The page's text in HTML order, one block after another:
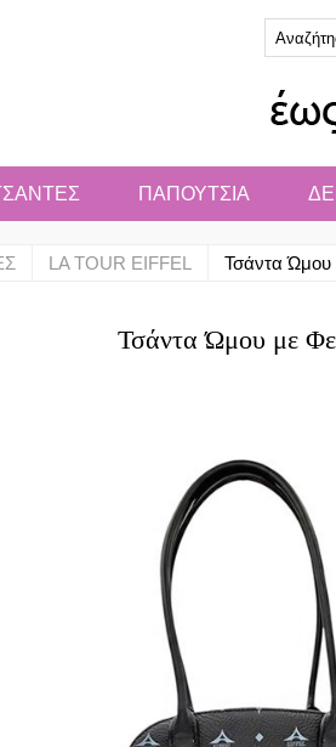
ΠΑΠΟΥΤΣΙΑ
LA TOUR EIFFEL Τσάντα Ώμου
Τσάντα Ώμου με